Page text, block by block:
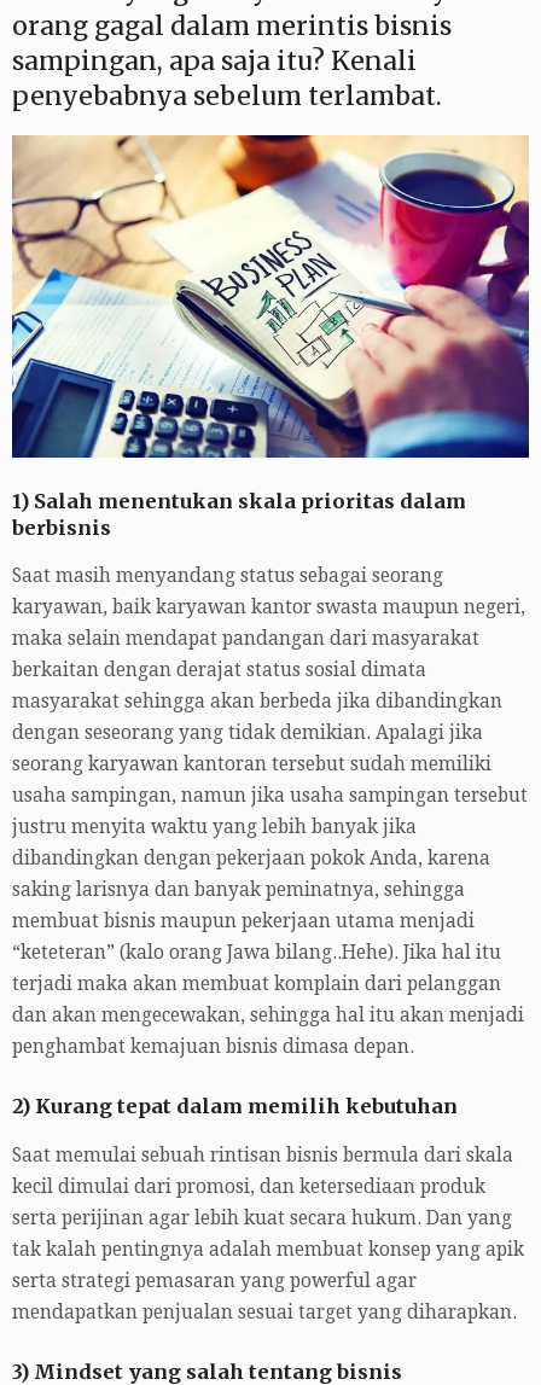
orang gagal dalam merintis bisnis
sampingan, apa saja itu? Kenali
penyebabnya sebelum terlambat.
1) Salah menentukan skala prioritas dalam
berbisnis
Saat masih menyandang status sebagai seorang
karyawan, baik karyawan kantor swasta maupun negeri,
maka selain mendapat pandangan dari masyarakat
berkaitan dengan derajat status sosial dimata
masyarakat sehingga akan berbeda jika dibandingkan
dengan seseorang yang tidak demikian. Apalagi jika
seorang karyawan kantoran tersebut sudah memiliki
usaha sampingan, namun jika usaha sampingan tersebut
justru menyita waktu yang lebih banyak jika
dibandingkan dengan pekerjaan pokok Anda, karena
saking larisnya dan banyak peminatnya, sehingga
membuat bisnis maupun pekerjaan utama menjadi
“keteteran” (kalo orang Jawa bilang..Hehe). Jika hal itu
terjadi maka akan membuat komplain dari pelanggan
dan akan mengecewakan, sehingga hal itu akan menjadi
penghambat kemajuan bisnis dimasa depan.
2) Kurang tepat dalam memilih kebutuhan
Saat memulai sebuah rintisan bisnis bermula dari skala
kecil dimulai dari promosi, dan ketersediaan produk
serta perijinan agar lebih kuat secara hukum. Dan yang
tak kalah pentingnya adalah membuat konsep yang apik
serta strategi pemasaran yang powerful agar
mendapatkan penjualan sesuai target yang diharapkan.
3) Mindset yang salah tentang bisnis